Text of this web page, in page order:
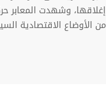
وشهدت
الاقتصادية